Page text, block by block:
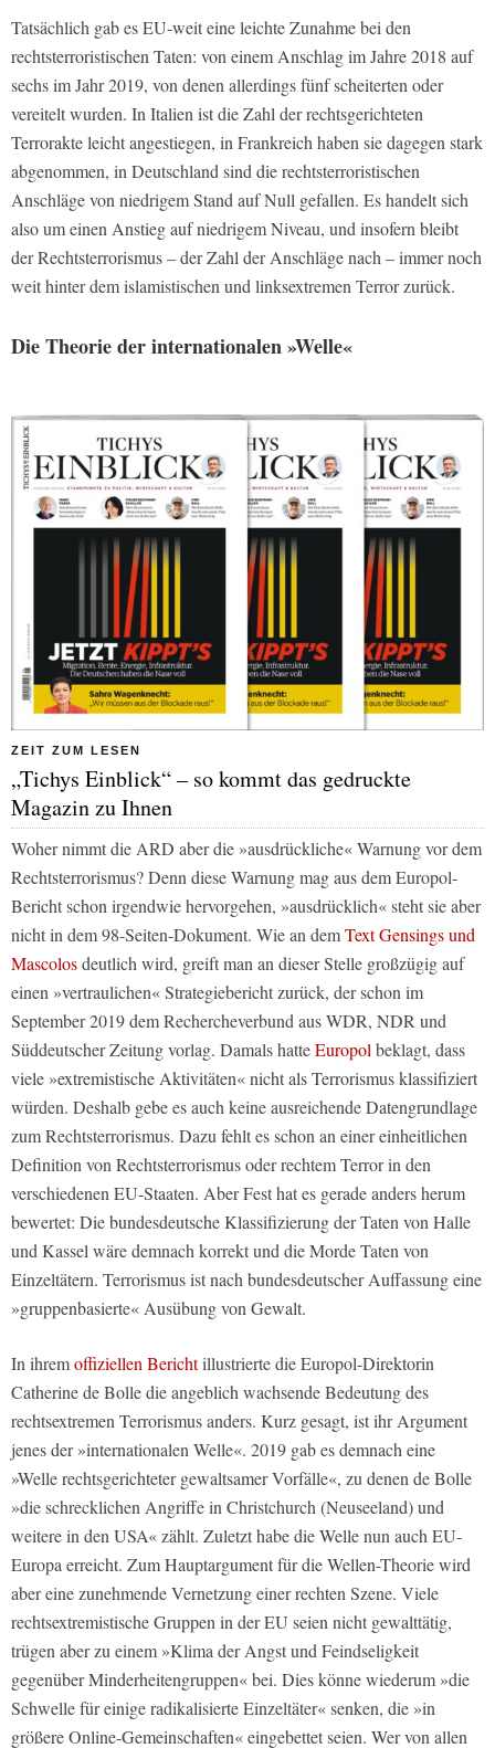
Tatsächlich gab es EU-weit eine leichte Zunahme bei den
rechtsterroristischen Taten: von einem Anschlag im Jahre 2018 auf
sechs im Jahr 2019, von denen allerdings fünf scheiterten oder
vereitelt wurden. In Italien ist die Zahl der rechtsgerichteten
Terrorakte leicht angestiegen, in Frankreich haben sie dagegen stark
abgenommen, in Deutschland sind die rechtsterroristischen
Anschläge von niedrigem Stand auf Null gefallen. Es handelt sich
also um einen Anstieg auf niedrigem Niveau, und insofern bleibt
der Rechtsterrorismus – der Zahl der Anschläge nach – immer noch
weit hinter dem islamistischen und linksextremen Terror zurück.
Die Theorie der internationalen »Welle«
ZEIT ZUM LESEN
„Tichys Einblick“ – so kommt das gedruckte
Magazin zu Ihnen
Woher nimmt die ARD aber die »ausdrückliche« Warnung vor dem
Rechtsterrorismus? Denn diese Warnung mag aus dem Europol-
Bericht schon irgendwie hervorgehen, »ausdrücklich« steht sie aber
nicht in dem 98-Seiten-Dokument. Wie an demText Gensings und
Mascolosdeutlich wird, greift man an dieser Stelle großzügig auf
einen »vertraulichen« Strategiebericht zurück, der schon im
September 2019 dem Rechercheverbund ausWDR, NDR und
Süddeutscher Zeitungvorlag. Damals hatteEuropol beklagt, dass
viele »extremistische Aktivitäten« nicht als Terrorismus klassifiziert
würden. Deshalb gebe es auch keine ausreichende Datengrundlage
zum Rechtsterrorismus. Dazu fehlt es schon an einer einheitlichen
Definition von Rechtsterrorismus oder rechtem Terror in den
verschiedenen EU-Staaten. Aber Fest hat es gerade anders herum
bewertet: Die bundesdeutsche Klassifizierung der Taten von Halle
und Kassel wäre demnach korrekt und die Morde Taten von
Einzeltätern. Terrorismus ist nach bundesdeutscher Auffassung eine
»gruppenbasierte« Ausübung von Gewalt.
In ihremoffiziellen Berichtillustrierte die Europol-Direktorin
Catherine de Bolle die angeblich wachsende Bedeutung des
rechtsextremen Terrorismus anders. Kurz gesagt, ist ihr Argument
jenes der »internationalen Welle«. 2019 gab es demnach eine
»Welle rechtsgerichteter gewaltsamer Vorfälle«, zu denen de Bolle
»die schrecklichen Angriffe in Christchurch (Neuseeland) und
weitere in den USA« zählt. Zuletzt habe die Welle nun auch EU-
Europa erreicht. Zum Hauptargument für die Wellen-Theorie wird
aber eine zunehmende Vernetzung einer rechten Szene. Viele
rechtsextremistische Gruppen in der EU seien nicht gewalttätig,
trügen aber zu einem »Klima der Angst und Feindseligkeit
gegenüber Minderheitengruppen« bei. Dies könne wiederum »die
Schwelle für einige radikalisierte Einzeltäter« senken, die »in
größere Online-Gemeinschaften« eingebettet seien. Wer von allen